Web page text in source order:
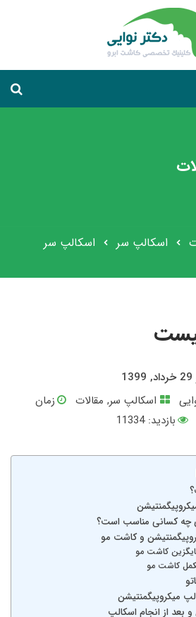
اسکالپ سر
اسکالپ سر
اسکالپ سر, مقالات
زمان
بازدید: 11334
چه کسانی مناسب است؟
و کاشت مو
کاشت مو
کاشت مو
میکروپیگمنتیشن
بعد از انجام اسکالپ